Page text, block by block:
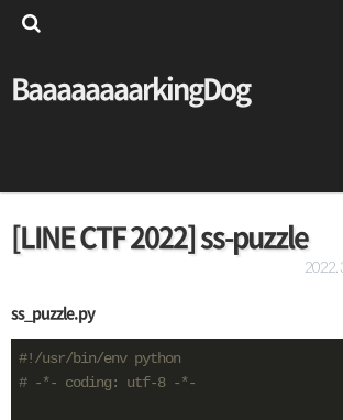
BaaaaaaaarkingDog
[LINE CTF 2022] ss-puzzle
2022.
ss_puzzle.py
#!/usr/bin/env python
# -*- coding: utf-8 -*-